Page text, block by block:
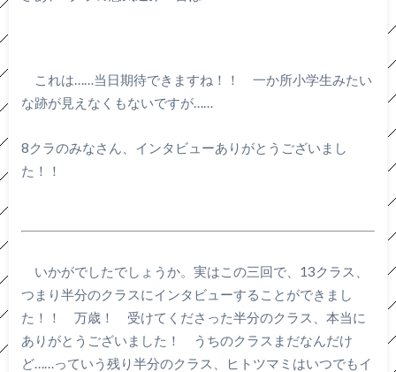
これは……当日期待できますね！！ 一か所小学生みたい
な跡が見えなくもないですが……
8クラのみなさん、インタビューありがとうございまし
た！！
いかがでしたでしょうか。実はこの三回で、13クラス、
つまり半分のクラスにインタビューすることができまし
た！！ 万歳！ 受けてくださった半分のクラス、本当に
ありがとうございました！ うちのクラスまだなんだけ
ど……っていう残り半分のクラス、ヒトツマミはいつでもイ